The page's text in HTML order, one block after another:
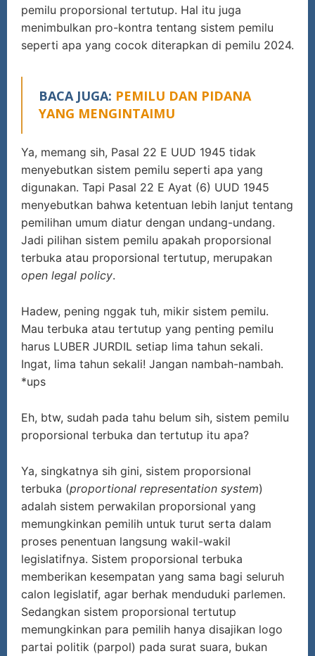
pemilu proporsional tertutup. Hal itu juga
menimbulkan pro-kontra tentang sistem pemilu
seperti apa yang cocok diterapkan di pemilu 2024.
BACA JUGA: PEMILU DAN PIDANA
YANG MENGINTAIMU
Ya, memang sih, Pasal 22 E UUD 1945 tidak
menyebutkan sistem pemilu seperti apa yang
digunakan. Tapi Pasal 22 E Ayat (6) UUD 1945
menyebutkan bahwa ketentuan lebih lanjut tentang
pemilihan umum diatur dengan undang-undang.
Jadi pilihan sistem pemilu apakah proporsional
terbuka atau proporsional tertutup, merupakan
open legal policy.
Hadew, pening nggak tuh, mikir sistem pemilu.
Mau terbuka atau tertutup yang penting pemilu
harus LUBER JURDIL setiap lima tahun sekali.
Ingat, lima tahun sekali! Jangan nambah-nambah.
*ups
Eh, btw, sudah pada tahu belum sih, sistem pemilu
proporsional terbuka dan tertutup itu apa?
Ya, singkatnya sih gini, sistem proporsional
terbuka (proportional representation system)
adalah sistem perwakilan proporsional yang
memungkinkan pemilih untuk turut serta dalam
proses penentuan langsung wakil-wakil
legislatifnya. Sistem proporsional terbuka
memberikan kesempatan yang sama bagi seluruh
calon legislatif, agar berhak menduduki parlemen.
Sedangkan sistem proporsional tertutup
memungkinkan para pemilih hanya disajikan logo
partai politik (parpol) pada surat suara, bukan